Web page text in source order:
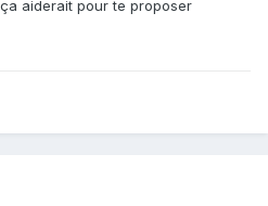
aiderait pour te proposer